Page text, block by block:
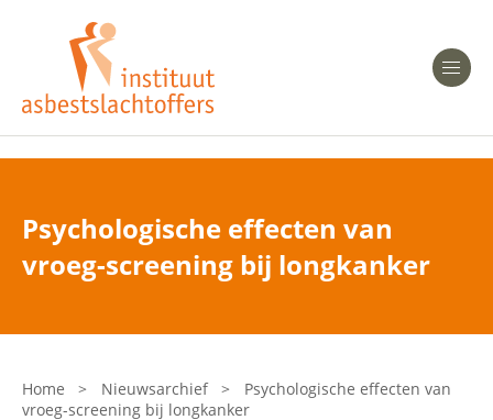
Heeft u Mesothelioom?
Heeft u Asbestose?
Bent u arts?
Asbest en Gezondheid
Laatste nieuws
Psychologische effecten van
vroeg-screening bij longkanker
Home > Nieuwsarchief >
Psychologische effecten van
vroeg-screening bij longkanker